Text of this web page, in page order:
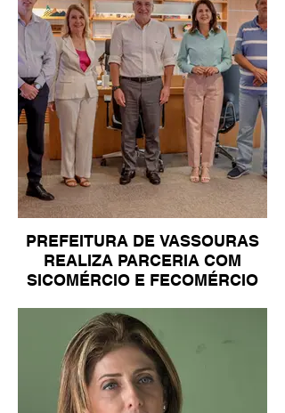
PREFEITURA DE VASSOURAS
REALIZA PARCERIA COM
SICOMÉRCIO E FECOMÉRCIO